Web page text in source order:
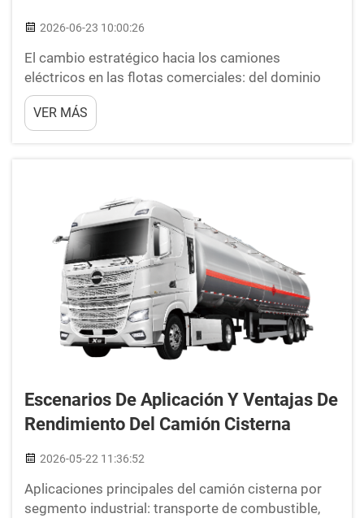
2026-06-23 10:00:26
El cambio estratégico hacia los camiones
eléctricos en las flotas comerciales: del dominio
del diésel a las operaciones electrificadas:
impulsores normativos, compromisos de los
fabricantes de equipos originales (OEM) y
ambientales cada vez más estrictas...
VER MÁS
Escenarios De Aplicación Y Ventajas De
Rendimiento Del Camión Cisterna
2026-05-22 11:36:52
Aplicaciones principales del camión cisterna por
segmento industrial: transporte de combustible,